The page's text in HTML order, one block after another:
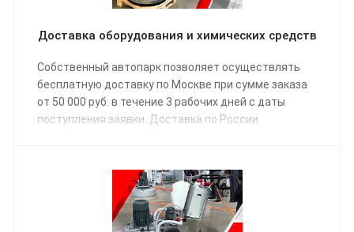
Доставка оборудования и химических средств
Собственный автопарк позволяет осуществлять
бесплатную доставку по Москве при сумме заказа
от 50 000 руб. в течение 3 рабочих дней с даты
поступления заявки. Доставка по России